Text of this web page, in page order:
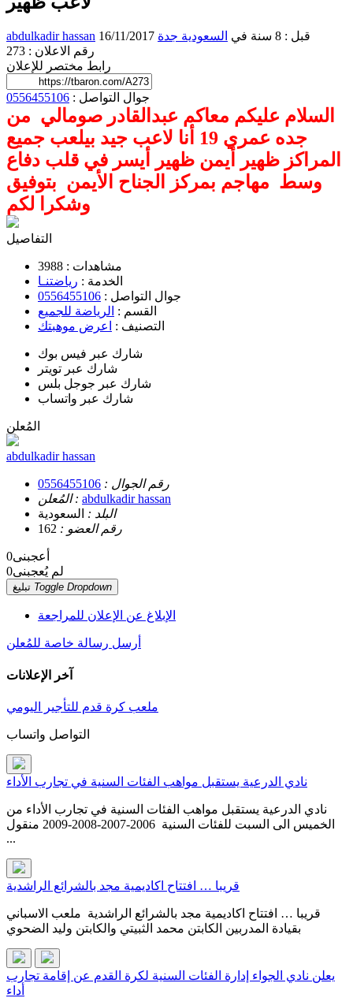
abdulkadir hassan 16/11/2017 قبل : 8 سنة في السعودية جدة
رقم الاعلان : 273
رابط مختصر للإعلان
جوال التواصل : 0556455106
‏السلام عليكم معاكم عبدالقادر صومالي من
جده عمري 19 أنا لاعب جيد بيلعب جميع
المراكز ظهير أيمن ظهير أيسر في قلب دفاع
وسط مهاجم بمركز الجناح الأيمن بتوفيق
وشكرا لكم
التفاصيل
مشاهدات : 3988
الخدمة : رياضتنـا
جوال التواصل : 0556455106
القسم : الرياضة للجميع
التصنيف :
اعرض موهبتك
شارك عبر فيس بوك
شارك عبر تويتر
شارك عبر جوجل بلس
شارك عبر واتساب
المُعلن
abdulkadir hassan
رقم الجوال : 0556455106
المُعلن : abdulkadir hassan
البلد : السعودية
رقم العضو : 162
أعجبنى0
لم يُعجبنى0
Toggle Dropdown
الإبلاغ عن الإعلان للمراجعة
أرسل رسالة خاصة للمُعلن
آخر الإعلانات
ملعب كرة قدم للتأجير اليومي
نادي الدرعية يستقبل مواهب الفئات السنية في تجارب الأداء
نادي الدرعية يستقبل مواهب الفئات السنية في تجارب الأداء من
الخميس الى السبت للفئات السنية 2006-2007-2008-2009 منقول
...
قريبا … افتتاح اكاديمية مجد بالشرائع الراشدية
قريبا … افتتاح اكاديمية مجد بالشرائع الراشدية ملعب الاسباني
يعلن نادي الجواء إدارة الفئات السنية لكرة القدم عن إقامة تجارب
أداء